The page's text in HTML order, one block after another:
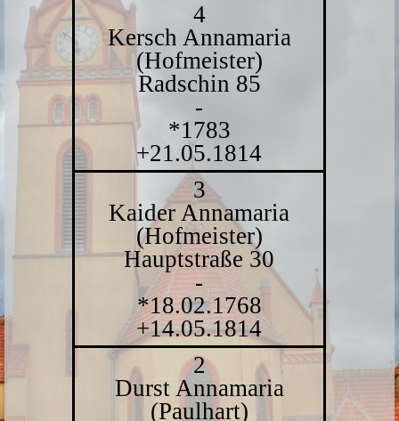
4
Kersch Annamaria
(Hofmeister)
Radschin 85
-
*1783
+21.05.1814
3
Kaider Annamaria
(Hofmeister)
Hauptstraße 30
-
*18.02.1768
+14.05.1814
2
Durst Annamaria
(Paulhart)